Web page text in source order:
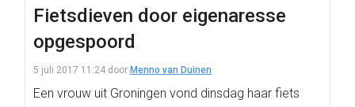
Fietsdieven door eigenaresse
opgespoord
5 juli 2017 11:24 door Menno van Duinen
Een vrouw uit Groningen vond dinsdag haar fiets